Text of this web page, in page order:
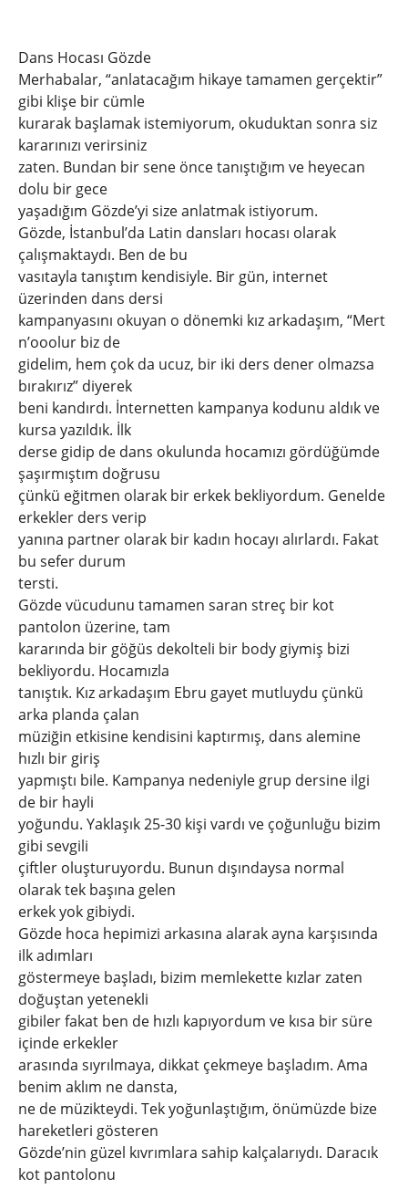
Dans Hocası Gözde
Merhabalar, “anlatacağım hikaye tamamen gerçektir”
gibi klişe bir cümle
kurarak başlamak istemiyorum, okuduktan sonra siz
kararınızı verirsiniz
zaten. Bundan bir sene önce tanıştığım ve heyecan
dolu bir gece
yaşadığım Gözde’yi size anlatmak istiyorum.
Gözde, İstanbul’da Latin dansları hocası olarak
çalışmaktaydı. Ben de bu
vasıtayla tanıştım kendisiyle. Bir gün, internet
üzerinden dans dersi
kampanyasını okuyan o dönemki kız arkadaşım, “Mert
n’ooolur biz de
gidelim, hem çok da ucuz, bir iki ders dener olmazsa
bırakırız” diyerek
beni kandırdı. İnternetten kampanya kodunu aldık ve
kursa yazıldık. İlk
derse gidip de dans okulunda hocamızı gördüğümde
şaşırmıştım doğrusu
çünkü eğitmen olarak bir erkek bekliyordum. Genelde
erkekler ders verip
yanına partner olarak bir kadın hocayı alırlardı. Fakat
bu sefer durum
tersti.
Gözde vücudunu tamamen saran streç bir kot
pantolon üzerine, tam
kararında bir göğüs dekolteli bir body giymiş bizi
bekliyordu. Hocamızla
tanıştık. Kız arkadaşım Ebru gayet mutluydu çünkü
arka planda çalan
müziğin etkisine kendisini kaptırmış, dans alemine
hızlı bir giriş
yapmıştı bile. Kampanya nedeniyle grup dersine ilgi
de bir hayli
yoğundu. Yaklaşık 25-30 kişi vardı ve çoğunluğu bizim
gibi sevgili
çiftler oluşturuyordu. Bunun dışındaysa normal
olarak tek başına gelen
erkek yok gibiydi.
Gözde hoca hepimizi arkasına alarak ayna karşısında
ilk adımları
göstermeye başladı, bizim memlekette kızlar zaten
doğuştan yetenekli
gibiler fakat ben de hızlı kapıyordum ve kısa bir süre
içinde erkekler
arasında sıyrılmaya, dikkat çekmeye başladım. Ama
benim aklım ne dansta,
ne de müzikteydi. Tek yoğunlaştığım, önümüzde bize
hareketleri gösteren
Gözde’nin güzel kıvrımlara sahip kalçalarıydı. Daracık
kot pantolonu